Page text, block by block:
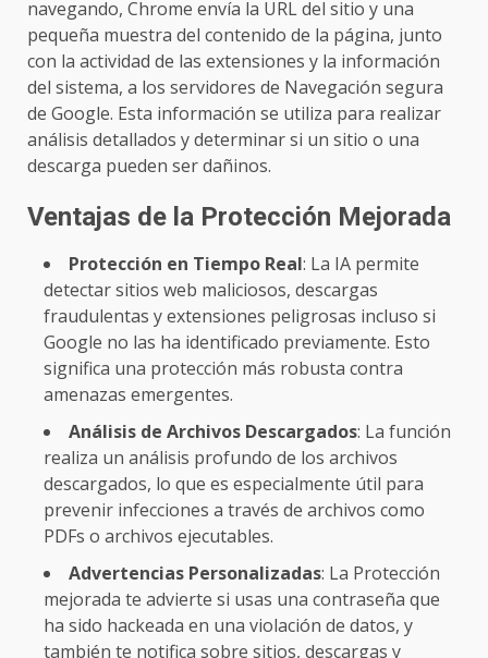
navegando, Chrome envía la URL del sitio y una
pequeña muestra del contenido de la página, junto
con la actividad de las extensiones y la información
del sistema, a los servidores de Navegación segura
de Google. Esta información se utiliza para realizar
análisis detallados y determinar si un sitio o una
descarga pueden ser dañinos.
Ventajas de la Protección Mejorada
Protección en Tiempo Real: La IA permite
detectar sitios web maliciosos, descargas
fraudulentas y extensiones peligrosas incluso si
Google no las ha identificado previamente. Esto
significa una protección más robusta contra
amenazas emergentes.
Análisis de Archivos Descargados: La función
realiza un análisis profundo de los archivos
descargados, lo que es especialmente útil para
prevenir infecciones a través de archivos como
PDFs o archivos ejecutables.
Advertencias Personalizadas: La Protección
mejorada te advierte si usas una contraseña que
ha sido hackeada en una violación de datos, y
también te notifica sobre sitios, descargas y